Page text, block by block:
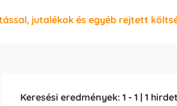
jutalékok és egyéb rejtett
Keresési eredmények: 1 - 1 | 1